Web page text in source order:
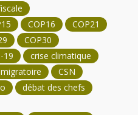
COP16
COP21
COP30
19
crise climatique
CSN
débat des chefs